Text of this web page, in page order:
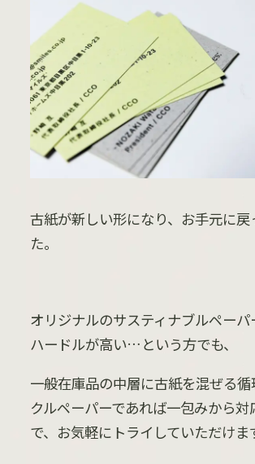
古紙が新しい形になり、お手元に戻
た。
オリジナルのサスティナブルペー
ハードルが高い…という方でも、
一般在庫品の中層に古紙を混ぜる循
クルペーパーであれば一包みから対
で、お気軽にトライしていただけま